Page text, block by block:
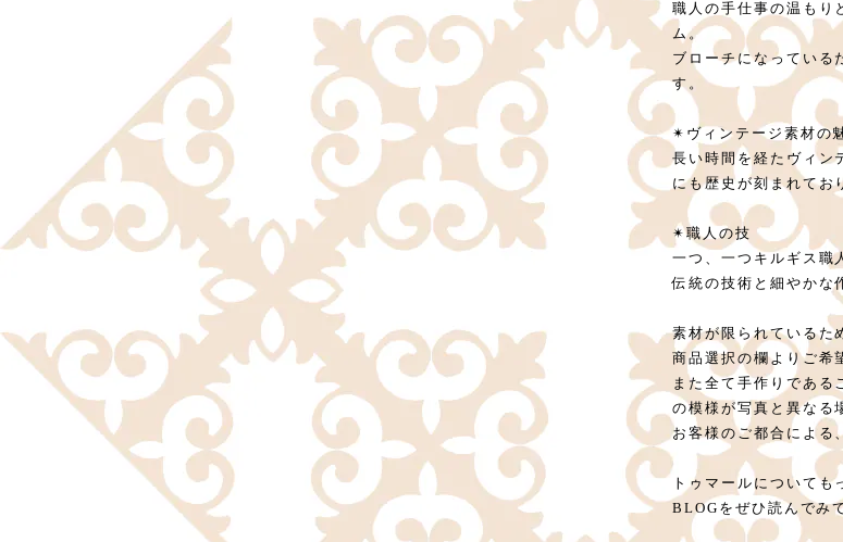
職人の手仕事の温もり
ム。
ブローチになっている
す。
✴︎ヴィンテージ素材の
長い時間を経たヴィン
にも歴史が刻まれてお
✴︎職人の技
一つ、一つキルギス職
伝統の技術と細やかな
素材が限られているた
商品選択の欄よりご希
また全て手作りである
の模様が写真と異なる
お客様のご都合による
トゥマールについても
BLOGをぜひ読んでみ